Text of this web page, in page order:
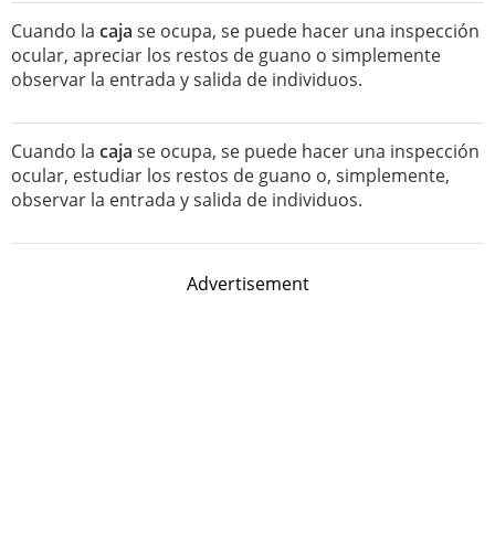
Cuando la caja se ocupa, se puede hacer una inspección
ocular, apreciar los restos de guano o simplemente
observar la entrada y salida de individuos.
Cuando la caja se ocupa, se puede hacer una inspección
ocular, estudiar los restos de guano o, simplemente,
observar la entrada y salida de individuos.
Advertisement